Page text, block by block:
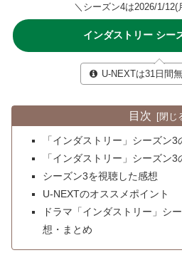
＼シーズン4は2026/1/12(
インダストリー シー
U-NEXTは31日間
目次
「インダストリー」シーズン3
「インダストリー」シーズン3
シーズン3を視聴した感想
U-NEXTのオススメポイント
ドラマ「インダストリー」シ
想・まとめ